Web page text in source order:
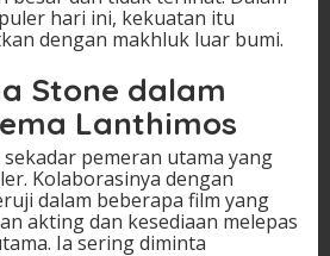
hari ini, kekuatan itu
dengan makhluk luar bumi.
Stone dalam
Lanthimos
pemeran utama yang
Kolaborasinya dengan
dalam beberapa film yang
akting dan kesediaan melepas
Ia sering diminta